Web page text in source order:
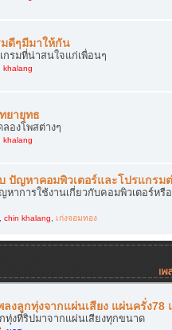
ดีๆมีมาให้กัน
กรมที่น่าสนใจแก่เพื่อนๆ
khalang
ยายุทธ
องโพสต่างๆ
khalang
ปัญหาคอมพิวเตอร์และโปรแกรม
หาการใช้งานเกี่ยวกับคอมพิวเตอร์ห
, chin khalang, เก่งจอมทอง
ลงลูกทุ่งจากแผ่นเสียง แผ่นครั่ง78
ทุ่งที่ริปมาจากแผ่นเสียงทุกขนาด